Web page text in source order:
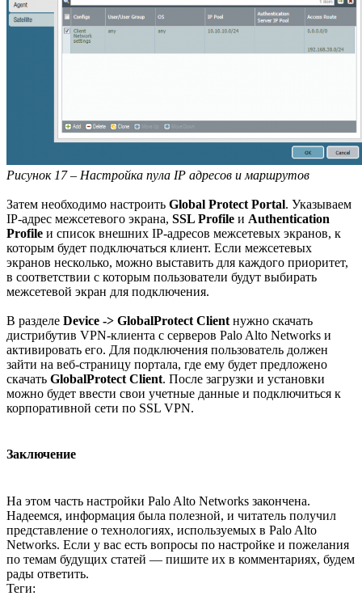
Рисунок 17 – Настройка пула IP адресов и маршрутов
Затем необходимо настроить Global Protect Portal. Указываем
IP-адрес межсетевого экрана, SSL Profile и Authentication
Profile и список внешних IP-адресов межсетевых экранов, к
которым будет подключаться клиент. Если межсетевых
экранов несколько, можно выставить для каждого приоритет,
в соответствии с которым пользователи будут выбирать
межсетевой экран для подключения.
В разделе Device -> GlobalProtect Client нужно скачать
дистрибутив VPN-клиента с серверов Palo Alto Networks и
активировать его. Для подключения пользователь должен
зайти на веб-страницу портала, где ему будет предложено
скачать GlobalProtect Client. После загрузки и установки
можно будет ввести свои учетные данные и подключиться к
корпоративной сети по SSL VPN.
Заключение
На этом часть настройки Palo Alto Networks закончена.
Надеемся, информация была полезной, и читатель получил
представление о технологиях, используемых в Palo Alto
Networks. Если у вас есть вопросы по настройке и пожелания
по темам будущих статей — пишите их в комментариях, будем
рады ответить.
Теги: